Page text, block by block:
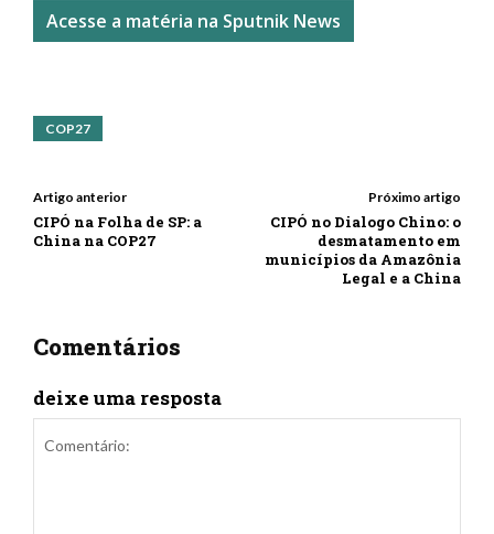
Acesse a matéria na Sputnik News
COP27
Artigo anterior
CIPÓ na Folha de SP: a
China na COP27
Próximo artigo
CIPÓ no Dialogo Chino: o
desmatamento em
municípios da Amazônia
Legal e a China
Comentários
deixe uma resposta